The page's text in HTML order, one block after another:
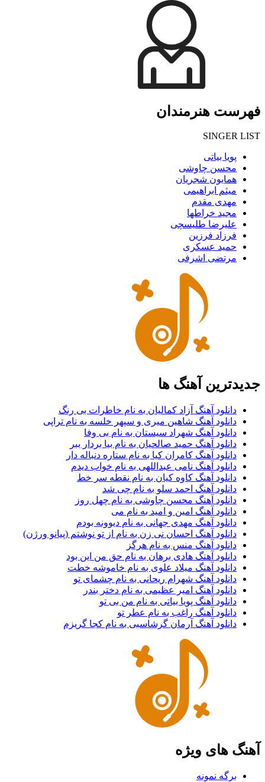
هنرمندان
بیاتی
چاوشی
شجریان
ابراهیمی
مقدم
خراطها
طلیسچی
فرزین
عسکری
اشرفی
آهنگ ها
آهنگ آزاد کمالیان به نام خاطرات بی رنگ
آهنگ شاهین میری و سپهر خلسه به نام تراپی
آهنگ شهراد سیستان به نام بی وفا
آهنگ حمید صالحیان به نام بیا بردار ببر
آهنگ کامران کیا به نام ستاره دنباله دار
آهنگ نامی عبداللهی به نام خواب دیدم
آهنگ کاوه کیان به نام نقطه سر خط
آهنگ احمد سلو به نام چی شد
آهنگ محسن چاوشی به نام چهل روز
آهنگ امین و امید به نام می
آهنگ مهدی جهانی به نام دیوونه بودم
آهنگ احسان نی زن به نام از تو نوشتم (پیانو ورژن)
آهنگ منس به نام هرگز
آهنگ هادی برهان به نام حق من این بود
آهنگ میلاد علوی به نام خاموشه خطت
آهنگ شهرام ریحانی به نام چشمای تو
آهنگ امیر عظیمی به نام دختر بندر
آهنگ پویا بیاتی به نام من بی تو
آهنگ راغب به نام عطر تو
آهنگ آرمان گرشاسبی به نام کجا گریزم
ویژه
نمونه